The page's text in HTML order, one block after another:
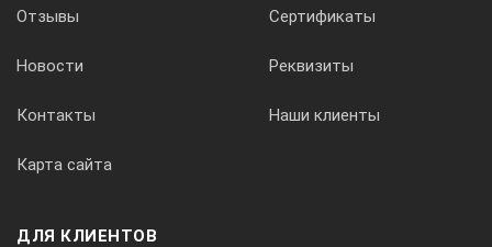
Отзывы Сертификаты
Новости Реквизиты
Контакты Наши клиенты
Карта сайта
ДЛЯ КЛИЕНТОВ